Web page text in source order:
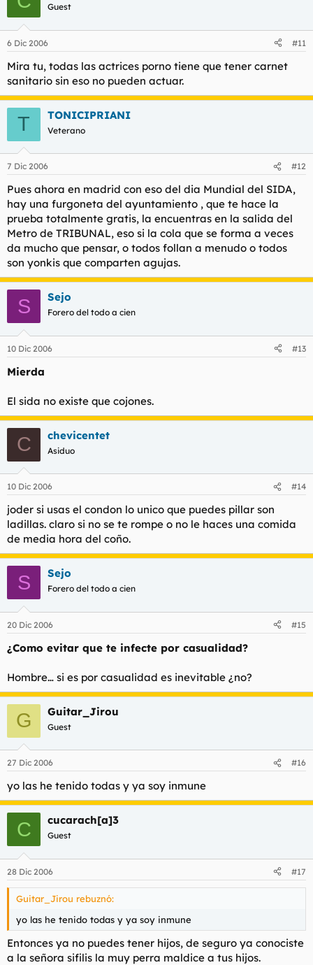
Guest
6 Dic 2006 #11
Mira tu, todas las actrices porno tiene que tener carnet
sanitario sin eso no pueden actuar.
T TONICIPRIANI
Veterano
7 Dic 2006 #12
Pues ahora en madrid con eso del dia Mundial del SIDA,
hay una furgoneta del ayuntamiento , que te hace la
prueba totalmente gratis, la encuentras en la salida del
Metro de TRIBUNAL, eso si la cola que se forma a veces
da mucho que pensar, o todos follan a menudo o todos
son yonkis que comparten agujas.
S Sejo
Forero del todo a cien
10 Dic 2006 #13
Mierda
El sida no existe que cojones.
C chevicentet
Asiduo
10 Dic 2006 #14
joder si usas el condon lo unico que puedes pillar son
ladillas. claro si no se te rompe o no le haces una comida
de media hora del coño.
S Sejo
Forero del todo a cien
20 Dic 2006 #15
¿Como evitar que te infecte por casualidad?
Hombre… si es por casualidad es inevitable ¿no?
G Guitar_Jirou
Guest
27 Dic 2006 #16
yo las he tenido todas y ya soy inmune
C cucarach[a]3
Guest
28 Dic 2006 #17
Guitar_Jirou rebuznó:
yo las he tenido todas y ya soy inmune
Entonces ya no puedes tener hijos, de seguro ya conociste
a la señora sifilis la muy perra maldice a tus hijos.